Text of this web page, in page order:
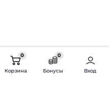
0
Корзина
0
Бонусы Вход
автозвука.
России и СНГ